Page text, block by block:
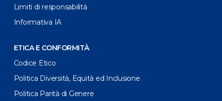
Limiti di responsabilità
Informativa IA
ETICA E CONFORMITÀ
Codice Etico
Politica Diversità, Equità ed Inclusione
Politica Parità di Genere